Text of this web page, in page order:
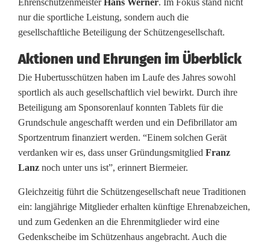
n
g
e
n
l
a
n
g
j
ä
h
nur die sportliche Leistung, sondern auch die
gesellschaftliche Beteiligung der Schützengesellschaft.
Aktionen und Ehrungen im Überblick
Die Hubertusschützen haben im Laufe des Jahres sowohl
sportlich als auch gesellschaftlich viel bewirkt. Durch ihre
Beteiligung am Sponsorenlauf konnten Tablets für die
Grundschule angeschafft werden und ein Defibrillator am
Sportzentrum finanziert werden. “Einem solchen Gerät
verdanken wir es, dass unser Gründungsmitglied Franz
Lanz noch unter uns ist”, erinnert Biermeier.
Gleichzeitig führt die Schützengesellschaft neue Traditionen
ein: langjährige Mitglieder erhalten künftige Ehrenabzeichen,
und zum Gedenken an die Ehrenmitglieder wird eine
Gedenkscheibe im Schützenhaus angebracht. Auch die